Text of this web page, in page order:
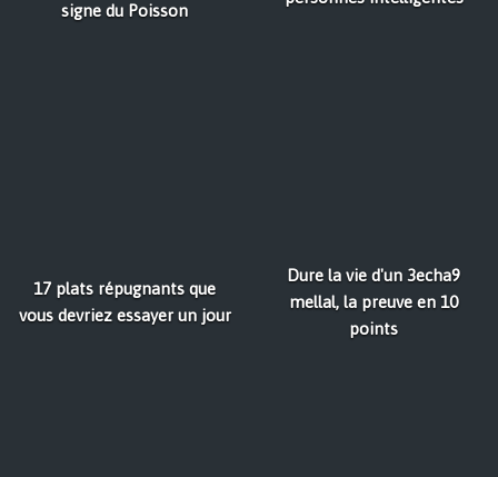
signe du Poisson
17 plats répugnants que
vous devriez essayer un jour
Dure la vie d'un 3echa9
mellal, la preuve en 10
points